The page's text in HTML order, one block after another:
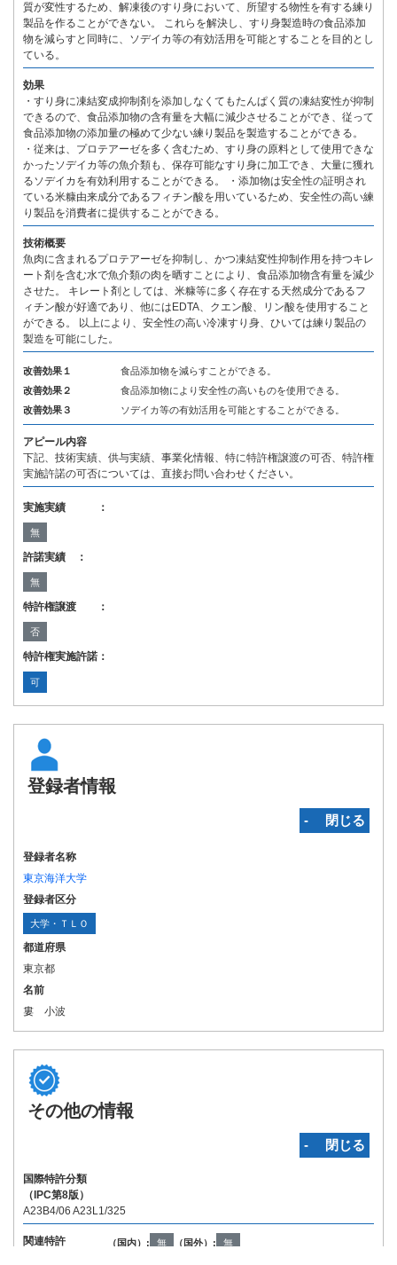
質が変性するため、解凍後のすり身において、所望する物性を有する練り
製品を作ることができない。 これらを解決し、すり身製造時の食品添加
物を減らすと同時に、ソデイカ等の有効活用を可能とすることを目的とし
ている。
効果
・すり身に凍結変成抑制剤を添加しなくてもたんぱく質の凍結変性が抑制
できるので、食品添加物の含有量を大幅に減少させることができ、従って
食品添加物の添加量の極めて少ない練り製品を製造することができる。
・従来は、プロテアーゼを多く含むため、すり身の原料として使用できな
かったソデイカ等の魚介類も、保存可能なすり身に加工でき、大量に獲れ
るソデイカを有効利用することができる。 ・添加物は安全性の証明され
ている米糠由来成分であるフィチン酸を用いているため、安全性の高い練
り製品を消費者に提供することができる。
技術概要
魚肉に含まれるプロテアーゼを抑制し、かつ凍結変性抑制作用を持つキレ
ート剤を含む水で魚介類の肉を晒すことにより、食品添加物含有量を減少
させた。 キレート剤としては、米糠等に多く存在する天然成分であるフ
ィチン酸が好適であり、他にはEDTA、クエン酸、リン酸を使用すること
ができる。 以上により、安全性の高い冷凍すり身、ひいては練り製品の
製造を可能にした。
改善効果１
食品添加物を減らすことができる。
改善効果２
食品添加物により安全性の高いものを使用できる。
改善効果３
ソデイカ等の有効活用を可能とすることができる。
アピール内容
下記、技術実績、供与実績、事業化情報、特に特許権譲渡の可否、特許権
実施許諾の可否については、直接お問い合わせください。
実施実績 ：
無
許諾実績 ：
無
特許権譲渡 ：
否
特許権実施許諾：
可
登録者情報
‐ 閉じる
登録者名称
東京海洋大学
登録者区分
大学・ＴＬＯ
都道府県
東京都
名前
婁 小波
その他の情報
‐ 閉じる
国際特許分類
（IPC第8版）
A23B4/06 A23L1/325
関連特許 （国内）: 無 （国外）: 無